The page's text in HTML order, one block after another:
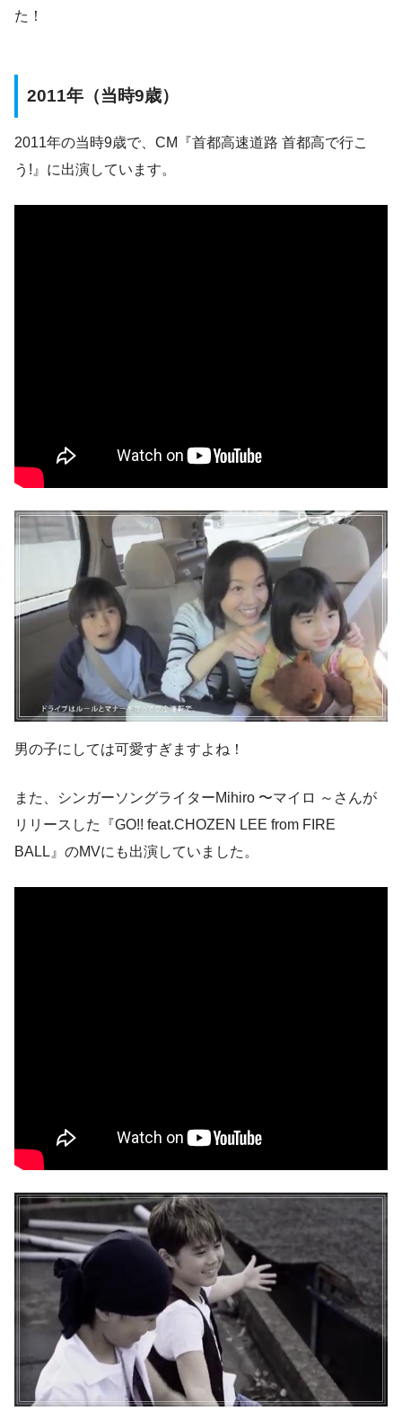
た！
2011年（当時9歳）
2011年の当時9歳で、CM『首都高速道路 首都高で行こ
う!』に出演しています。
男の子にしては可愛すぎますよね！
また、シンガーソングライターMihiro 〜マイロ ～さんが
リリースした『GO!! feat.CHOZEN LEE from FIRE
BALL』のMVにも出演していました。